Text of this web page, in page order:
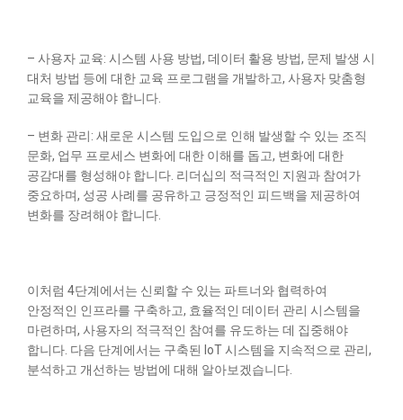
– 사용자 교육: 시스템 사용 방법, 데이터 활용 방법, 문제 발생 시
대처 방법 등에 대한 교육 프로그램을 개발하고, 사용자 맞춤형
교육을 제공해야 합니다.
– 변화 관리: 새로운 시스템 도입으로 인해 발생할 수 있는 조직
문화, 업무 프로세스 변화에 대한 이해를 돕고, 변화에 대한
공감대를 형성해야 합니다. 리더십의 적극적인 지원과 참여가
중요하며, 성공 사례를 공유하고 긍정적인 피드백을 제공하여
변화를 장려해야 합니다.
이처럼 4단계에서는 신뢰할 수 있는 파트너와 협력하여
안정적인 인프라를 구축하고, 효율적인 데이터 관리 시스템을
마련하며, 사용자의 적극적인 참여를 유도하는 데 집중해야
합니다. 다음 단계에서는 구축된 IoT 시스템을 지속적으로 관리,
분석하고 개선하는 방법에 대해 알아보겠습니다.